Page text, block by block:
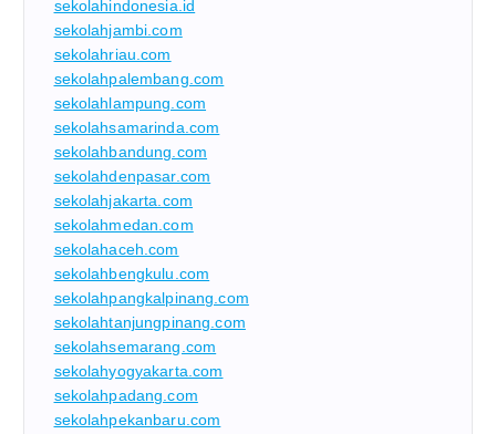
sekolahindonesia.id
sekolahjambi.com
sekolahriau.com
sekolahpalembang.com
sekolahlampung.com
sekolahsamarinda.com
sekolahbandung.com
sekolahdenpasar.com
sekolahjakarta.com
sekolahmedan.com
sekolahaceh.com
sekolahbengkulu.com
sekolahpangkalpinang.com
sekolahtanjungpinang.com
sekolahsemarang.com
sekolahyogyakarta.com
sekolahpadang.com
sekolahpekanbaru.com